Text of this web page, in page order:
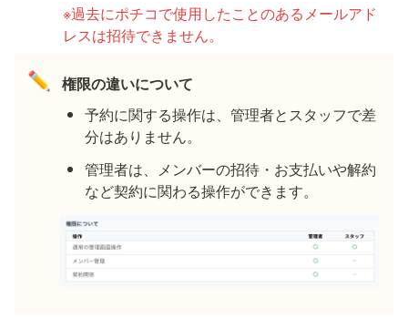
※過去にポチコで使用したことのあるメールアド
レスは招待できません。
✏️
権限の違いについて
予約に関する操作は、管理者とスタッフで差
分はありません。
管理者は、メンバーの招待・お支払いや解約
など契約に関わる操作ができます。